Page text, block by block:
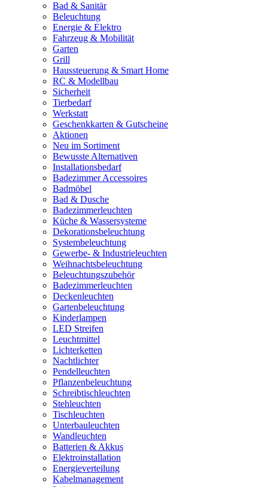
Bad & Sanitär
Beleuchtung
Energie & Elektro
Fahrzeug & Mobilität
Garten
Grill
Haussteuerung & Smart Home
RC & Modellbau
Sicherheit
Tierbedarf
Werkstatt
Geschenkkarten & Gutscheine
Aktionen
Neu im Sortiment
Bewusste Alternativen
Installationsbedarf
Badezimmer Accessoires
Badmöbel
Bad & Dusche
Badezimmerleuchten
Küche & Wassersysteme
Dekorationsbeleuchtung
Systembeleuchtung
Gewerbe- & Industrieleuchten
Weihnachtsbeleuchtung
Beleuchtungszubehör
Badezimmerleuchten
Deckenleuchten
Gartenbeleuchtung
Kinderlampen
LED Streifen
Leuchtmittel
Lichterketten
Nachtlichter
Pendelleuchten
Pflanzenbeleuchtung
Schreibtischleuchten
Stehleuchten
Tischleuchten
Unterbauleuchten
Wandleuchten
Batterien & Akkus
Elektroinstallation
Energieverteilung
Kabelmanagement